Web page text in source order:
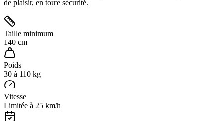
de plaisir, en toute sécurité.
Taille minimum
140 cm
Poids
30 à 110 kg
Vitesse
Limitée à 25 km/h